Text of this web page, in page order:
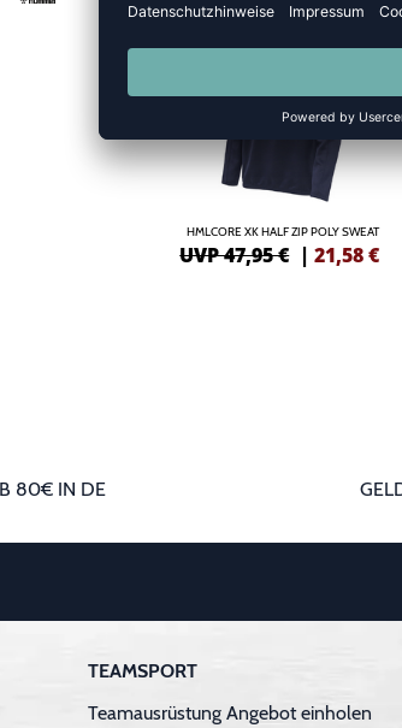
-55%
HMLCORE XK HALF ZIP POLY SWEAT
UVP 47,95 € |21,58€
80€ IN DE
TEAMSPORT
Teamausrüstung Angebot einholen